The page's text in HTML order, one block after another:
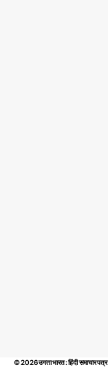
© 2026उगता भारत : हिंदी समाचार पत्र